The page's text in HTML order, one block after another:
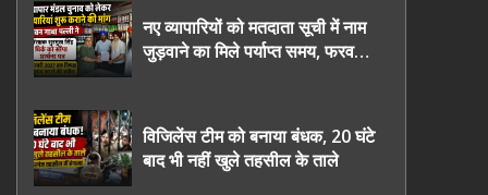
नए व्यापारियों को मतदाता सूची में नाम
जुड़वाने का मिले पर्याप्त समय, फरवरी
विजिलेंस टीम को बनाया बंधक, 20 घंटे
बाद भी नहीं खुले तहसील के ताले